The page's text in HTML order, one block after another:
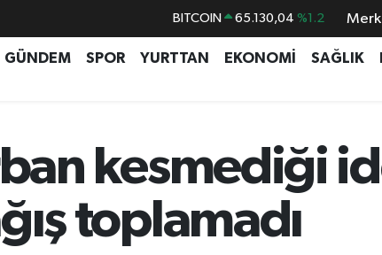
BITCOIN 65.130,04 %1.2
%0.17
BİST100 13.773 %-19
GÜNDEM SPOR YURTTAN EKONOMİ SAĞLIK
kesmediği
toplamadı